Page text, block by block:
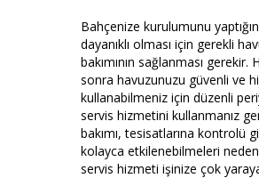
Bahçenize kurulumunu
dayanıklı olması için gerekli
bakımının sağlanması
sonra havuzunuzu güvenli ve
kullanabilmeniz için düzenli
servis hizmetini kullanmanız
bakımı, tesisatlarına kontrolü
kolayca etkilenebilmeleri
servis hizmeti işinize çok